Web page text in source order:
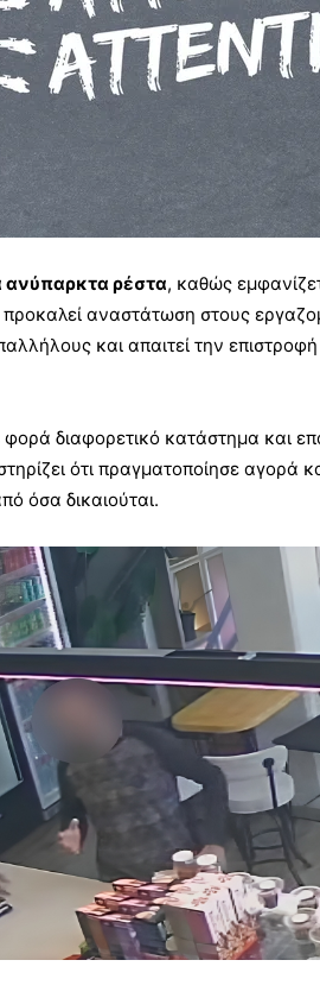
ανύπαρκτα ρέστα, καθώς
προκαλεί αναστάτωση στους
και απαιτεί την
διαφορετικό κατάστημα και
ότι πραγματοποίησε αγορά
όσα δικαιούται.